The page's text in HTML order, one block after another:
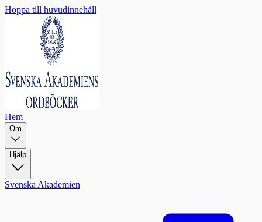
Hoppa till huvudinnehåll
Hem
Om
Hjälp
Svenska Akademien